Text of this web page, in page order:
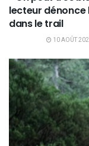
lecteur dénonce
dans le trail
10 AOÛT